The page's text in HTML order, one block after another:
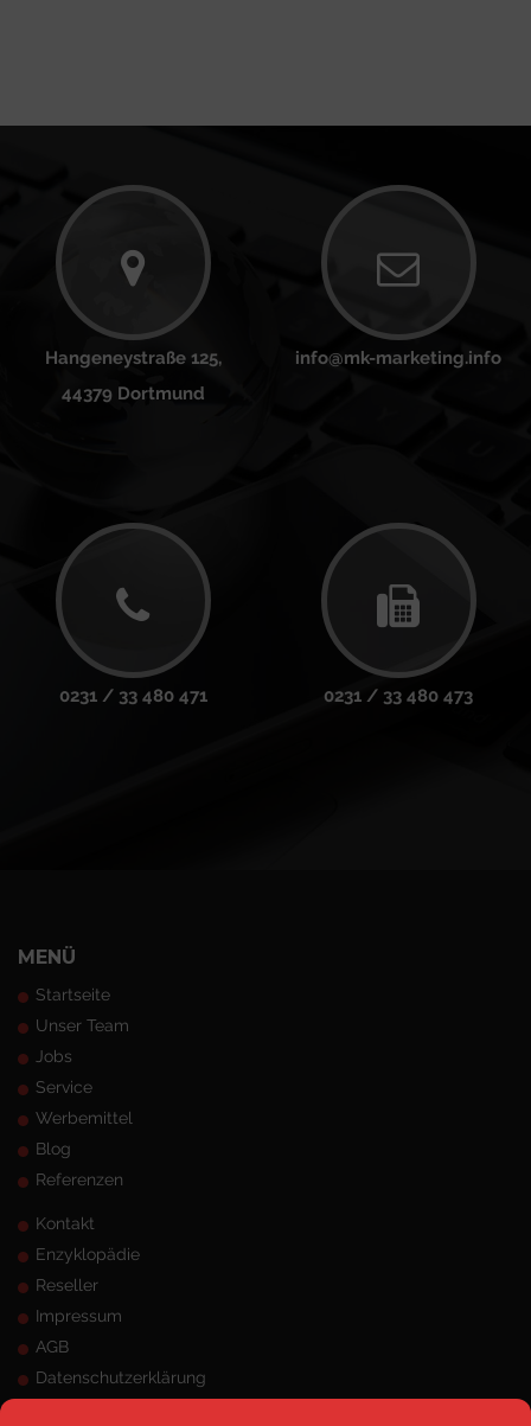
Hangeneystraße 125,
44379 Dortmund
info@mk-marketing.info
0231 / 33 480 471 0231 / 33 480 473
MENÜ
Startseite
Unser Team
Jobs
Service
Werbemittel
Blog
Referenzen
Kontakt
Enzyklopädie
Reseller
Impressum
AGB
Datenschutzerklärung